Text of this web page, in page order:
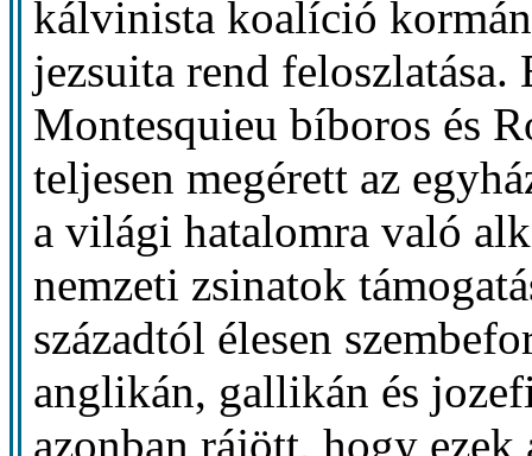
kálvinista koalíció
jezsuita rend
Montesquieu bíboros és
teljesen megérett az
a világi hatalomra való
nemzeti zsinatok
századtól élesen
anglikán, gallikán és
azonban rájött, hogy